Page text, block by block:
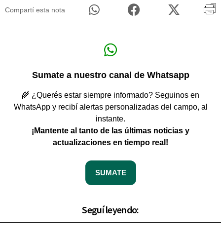
Compartí esta nota
Sumate a nuestro canal de Whatsapp
🌾 ¿Querés estar siempre informado? Seguinos en
WhatsApp y recibí alertas personalizadas del campo, al
instante.
¡Mantente al tanto de las últimas noticias y
actualizaciones en tiempo real!
SUMATE
Seguí leyendo: